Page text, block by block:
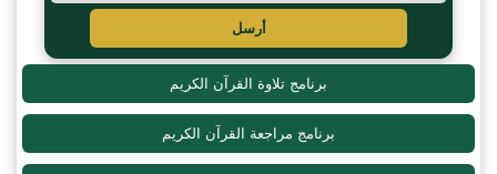
أرسل
برنامج تلاوة القرآن الكريم
برنامج مراجعة القرآن الكريم